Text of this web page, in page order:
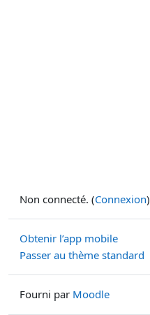
Non connecté. (Connexion)
Obtenir l’app mobile
Passer au thème standard
Fourni par Moodle